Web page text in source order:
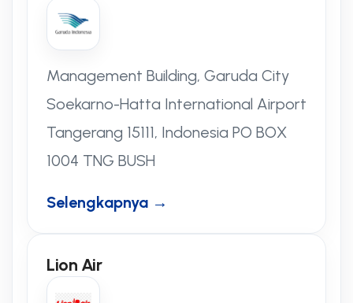
Management Building, Garuda City
Soekarno-Hatta International Airport
Tangerang 15111, Indonesia PO BOX
1004 TNG BUSH
Selengkapnya →
Lion Air